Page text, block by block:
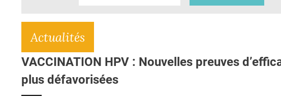
Actualités
VACCINATION HPV : Nouvelles preuves
plus défavorisées